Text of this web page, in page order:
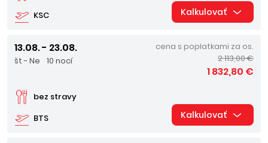
KSC Kalkulovať
13.08. - 23.08.
št - Ne 10 nocí
BTS
bez stravy
cena s poplatkami za os.
2 113,00 €
1 832,80 €
Kalkulovať